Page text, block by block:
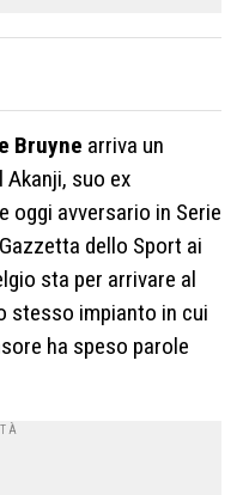
Bruyne arriva un
Akanji, suo ex
oggi avversario in Serie
dello Sport ai
sta per arrivare al
stesso impianto in cui
ha speso parole